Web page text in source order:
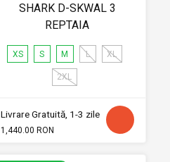
SHARK D-SKWAL 3
REPTAIA
XS S M L XL
2XL
Livrare Gratuită, 1-3 zile
1,440.00 RON